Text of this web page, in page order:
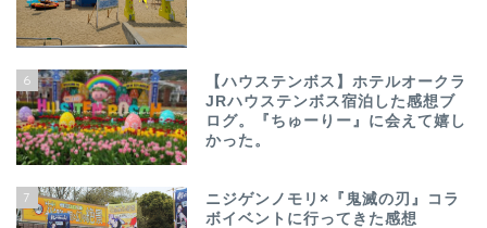
6
【ハウステンボス】ホテルオークラ
JRハウステンボス宿泊した感想ブ
ログ。『ちゅーりー』に会えて嬉し
かった。
7
ニジゲンノモリ×『鬼滅の刃』コラ
ボイベントに行ってきた感想